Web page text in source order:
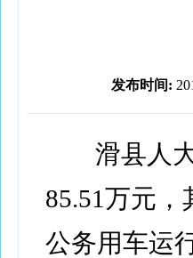
发布时间:
滑县人
85.51万元
公务用车运